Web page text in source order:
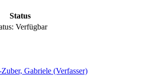
Status
Verfügbar
Gabriele (Verfasser)